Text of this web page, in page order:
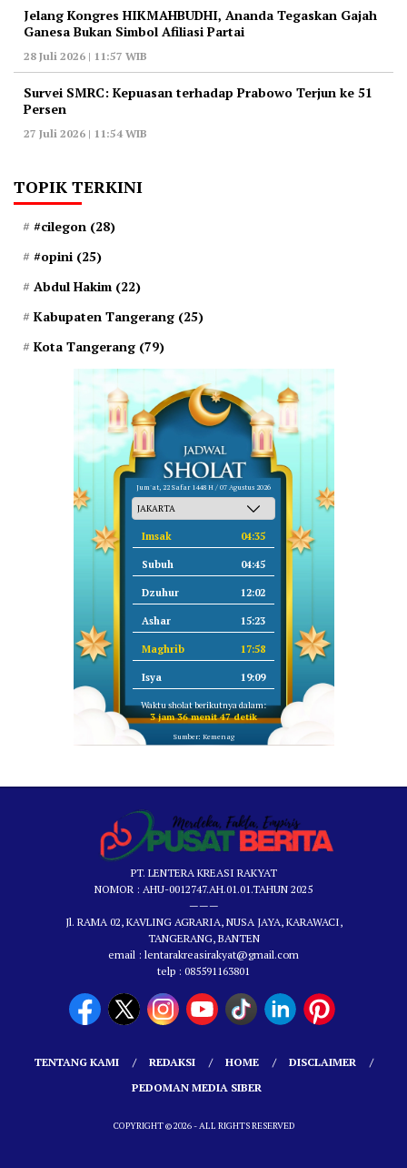
‎Jelang Kongres HIKMAHBUDHI, Ananda Tegaskan Gajah
Ganesa Bukan Simbol Afiliasi Partai
28 Juli 2026 | 11:57 WIB
‎Survei SMRC: Kepuasan terhadap Prabowo Terjun ke 51
Persen
27 Juli 2026 | 11:54 WIB
TOPIK TERKINI
#cilegon (28)
#opini (25)
Abdul Hakim (22)
Kabupaten Tangerang (25)
Kota Tangerang (79)
Jum'at, 22 Safar 1448 H / 07 Agustus 2026
Imsak 04:35
Subuh 04:45
Dzuhur 12:02
Ashar 15:23
Maghrib 17:58
Isya 19:09
Waktu sholat berikutnya dalam:
3 jam 36 menit 47 detik
Sumber: Kemenag
PT. LENTERA KREASI RAKYAT
NOMOR : AHU-0012747.AH.01.01.TAHUN 2025
———
Jl. RAMA 02, KAVLING AGRARIA, NUSA JAYA, KARAWACI,
TANGERANG, BANTEN
email : lentarakreasirakyat@gmail.com
telp : 085591163801
TENTANG KAMI REDAKSI HOME
DISCLAIMER
PEDOMAN MEDIA SIBER
COPYRIGHT © 2026 - ALL RIGHTS RESERVED